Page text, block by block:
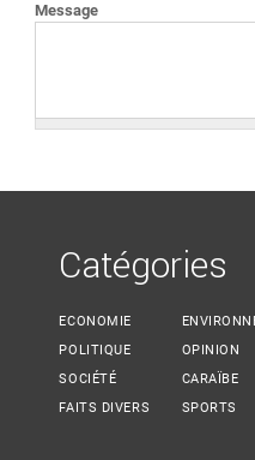
Message
Catégories
ECONOMIE
POLITIQUE
SOCIÉTÉ
FAITS DIVERS
OPINION
CARAÏBE
SPORTS